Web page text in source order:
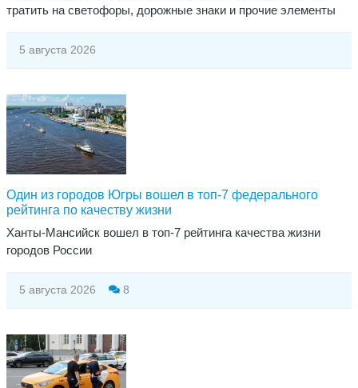
тратить на светофоры, дорожные знаки и прочие элементы
5 августа 2026
Один из городов Югры вошел в топ-7 федерального
рейтинга по качеству жизни
Ханты-Мансийск вошел в топ-7 рейтинга качества жизни
городов России
5 августа 2026 8